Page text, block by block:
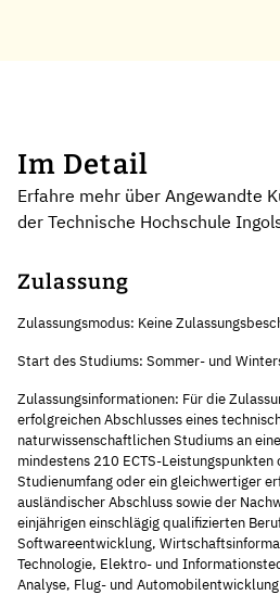
Im Detail
Erfahre mehr über Angewandte
der Technische Hochschule
Zulassung
Zulassungsmodus: Keine
Start des Studiums: Sommer- und
Zulassungsinformationen: Für die
erfolgreichen Abschlusses eines
naturwissenschaftlichen Studiums an
mindestens 210 ECTS-
Studienumfang oder ein gleichwertiger
ausländischer Abschluss sowie der
einjährigen einschlägig qualifizierten
Softwareentwicklung,
Technologie, Elektro- und
Analyse, Flug- und